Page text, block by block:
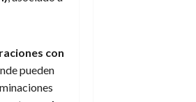
con
pueden